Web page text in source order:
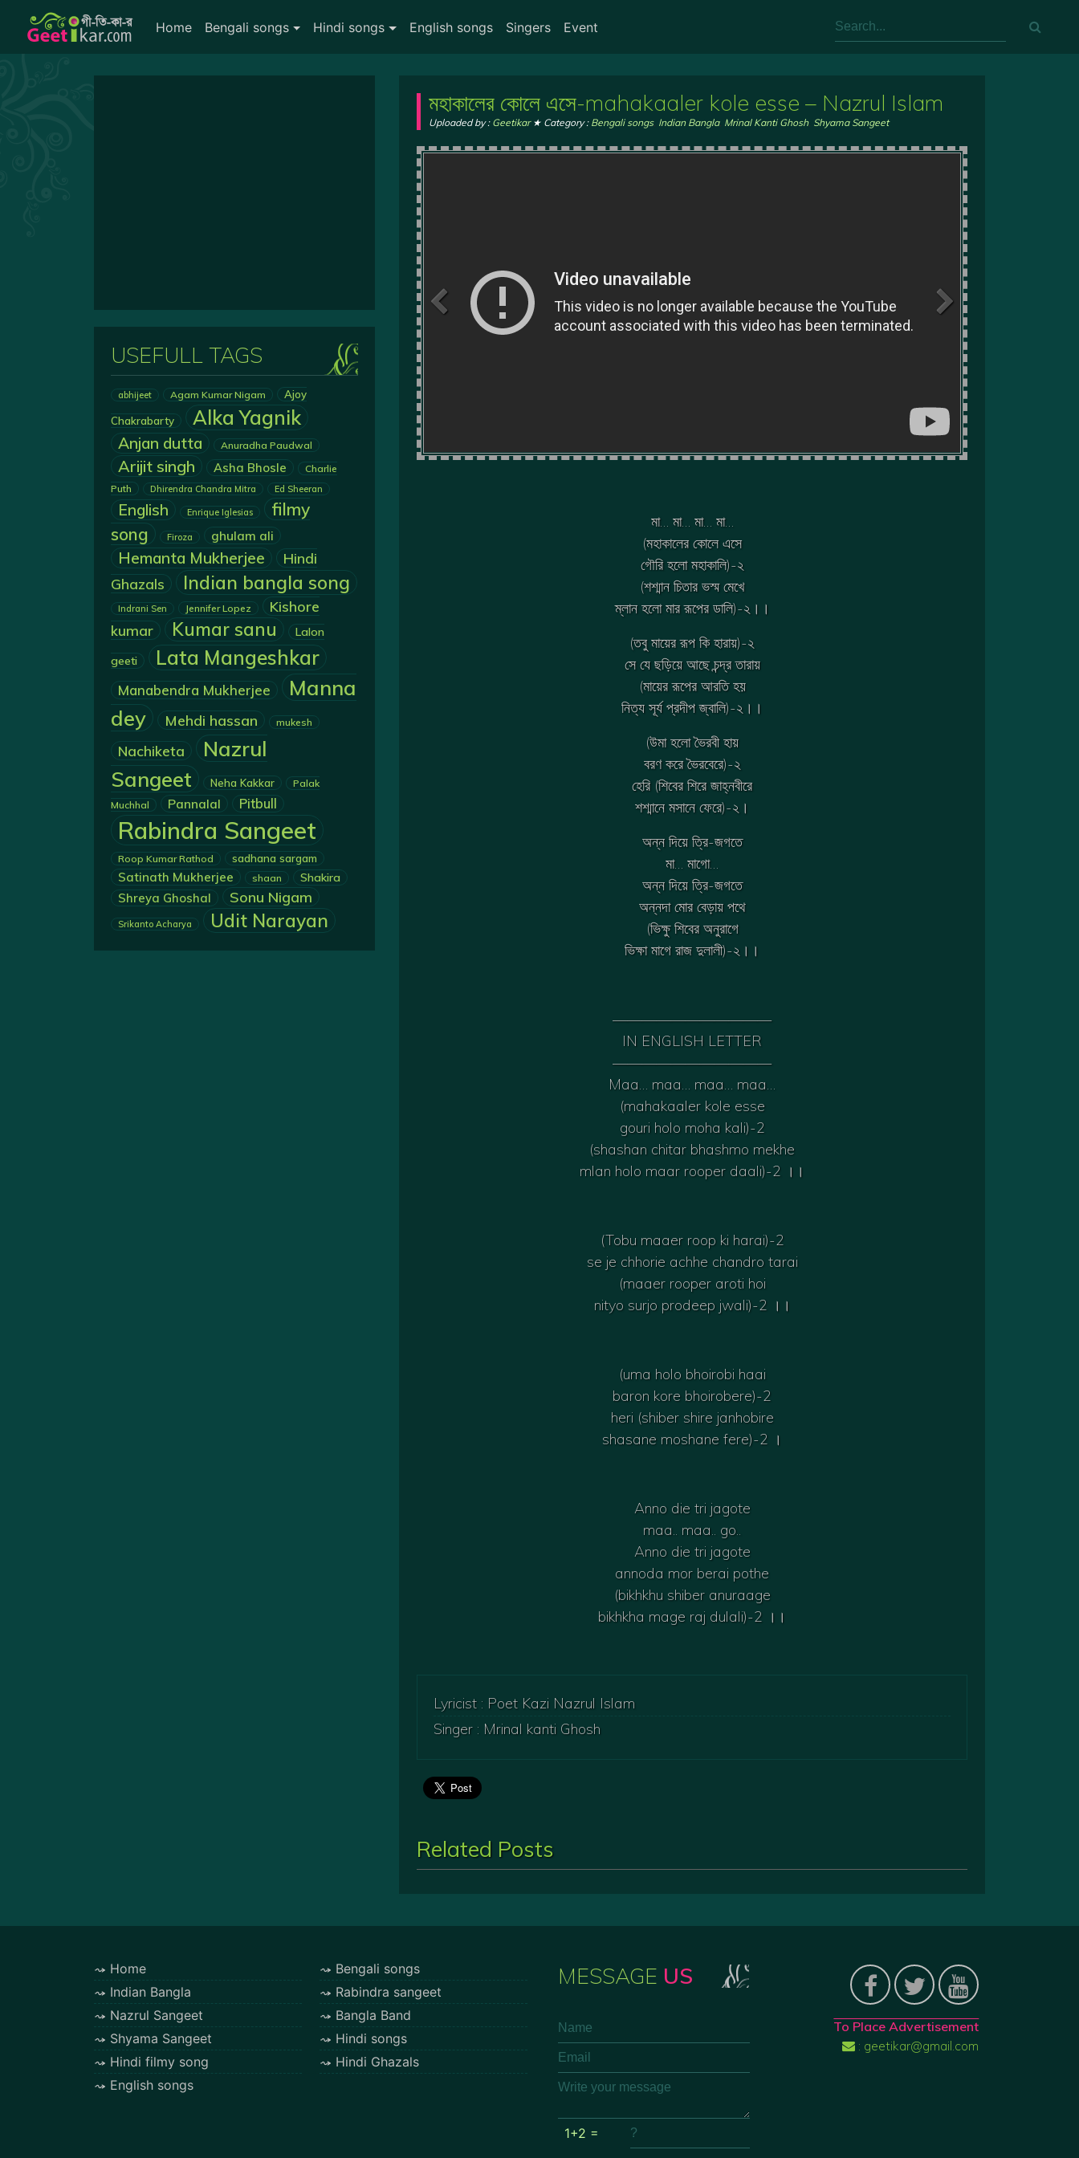
Home Bengali songs Hindi songs English songs Singers Event
USEFULL TAGS
abhijeet Agam Kumar Nigam Ajoy
Chakrabarty Alka Yagnik
Anjan dutta Anuradha Paudwal
Arijit singh Asha Bhosle
Charlie
Puth
Dhirendra Chandra Mitra Ed Sheeran
English Enrique Iglesias
filmy
song
Firoza ghulam ali
Hemanta Mukherjee
Hindi
Ghazals
Indian bangla song
Indrani Sen Jennifer Lopez
Kishore
kumar
Kumar sanu
Lalon
geeti
Lata Mangeshkar
Manabendra Mukherjee
Manna
dey
Mehdi hassan mukesh
Nachiketa
Nazrul
Sangeet
Neha Kakkar
Palak
Muchhal
Pannalal Pitbull
Rabindra Sangeet
Roop Kumar Rathod sadhana sargam
Satinath Mukherjee shaan Shakira
Shreya Ghoshal Sonu Nigam
Srikanto Acharya Udit Narayan
মহাকালের কোলে এসে-mahakaaler kole esse – Nazrul Islam
Uploaded by : Geetikar ★ Category : Bengali songs, Indian Bangla, Mrinal Kanti Ghosh, Shyama Sangeet
মা… মা… মা… মা…
(মহাকালের কোলে এসে
গৌরি হলো মহাকালি)-২
(শশ্মান চিতার ভস্ম মেখে
ম্লান হলো মার রূপের ডালি)-২।।
(তবু মায়ের রূপ কি হারায়)-২
সে যে ছড়িয়ে আছে চন্দ্র তারায়
(মায়ের রূপের আরতি হয়
নিত্য সূর্য প্রদীপ জ্বালি)-২।।
(উমা হলো ভৈরবী হায়
বরণ করে ভৈরবেরে)-২
হেরি (শিবের শিরে জাহ্নবীরে
শশ্মানে মসানে ফেরে)-২।
অন্ন দিয়ে ত্রি-জগতে
মা… মাগো…
অন্ন দিয়ে ত্রি-জগতে
অন্নদা মোর বেড়ায় পথে
(ভিক্ষু শিবের অনুরাগে
ভিক্ষা মাগে রাজ দুলালী)-২।।
———————————
IN ENGLISH LETTER
———————————
Maa… maa… maa… maa…
(mahakaaler kole esse
gouri holo moha kali)-2
(shashan chitar bhashmo mekhe
mlan holo maar rooper daali)-2 ।।
(Tobu maaer roop ki harai)-2
se je chhorie achhe chandro tarai
(maaer rooper aroti hoi
nityo surjo prodeep jwali)-2 ।।
(uma holo bhoirobi haai
baron kore bhoirobere)-2
heri (shiber shire janhobire
shasane moshane fere)-2 ।
Anno die tri jagote
maa.. maa.. go..
Anno die tri jagote
annoda mor berai pothe
(bikhkhu shiber anuraage
bikhkha mage raj dulali)-2 ।।
Lyricist : Poet Kazi Nazrul Islam
Singer : Mrinal kanti Ghosh
Related Posts
Home
Bengali songs
Indian Bangla
Rabindra sangeet
Nazrul Sangeet
Bangla Band
Shyama Sangeet
Hindi songs
Hindi filmy song
Hindi Ghazals
English songs
MESSAGE US
1+2 =
To Place Advertisement
: geetikar@gmail.com